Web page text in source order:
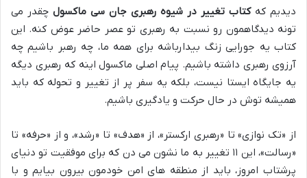
دیدیم کهکتاب تغییر در شیوه رهبری جان سی ماکسول چقدر می
تونه دیدگاهمون رو نسبت به رهبری تو عصر حاضر عوض کنه. این
کتاب یه جورایی زنگ بیدارباشه برای همه ما، چه رهبر باشیم چه
آرزوی رهبری داشته باشیم. پیام اصلی ماکسول اینه که رهبری دیگه
یه جایگاه ایستا نیست، بلکه یه سفر پر از تغییر و تحوله که باید
همیشه توش در حال حرکت و یادگیری باشیم.
از «تک نوازی» تا «رهبری ارکستر»، از «هدف» تا «رشد»، و از «حرفه» تا
«رسالت»، این ۱۱ تغییر به ما نشون می دن که برای موفقیت تو دنیای
پرشتاب امروز، باید از منطقه های امن خودمون بیرون بیایم و با